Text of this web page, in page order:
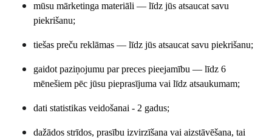
mūsu mārketinga materiāli — līdz jūs atsaucat savu
piekrišanu;
tiešas preču reklāmas — līdz jūs atsaucat savu piekrišanu;
gaidot paziņojumu par preces pieejamību — līdz 6
mēnešiem pēc jūsu pieprasījuma vai līdz atsaukumam;
dati statistikas veidošanai - 2 gadus;
dažādos strīdos, prasību izvirzīšana vai aizstāvēšana, tai